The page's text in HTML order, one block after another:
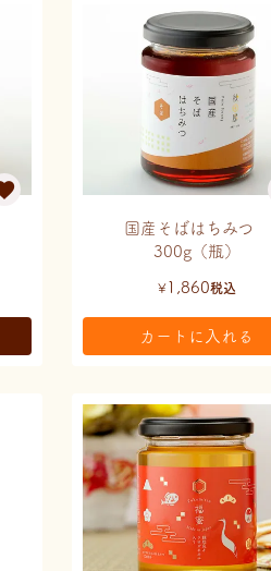
国産そばはちみつ
300g（瓶）
¥1,860税込
カートに入れる